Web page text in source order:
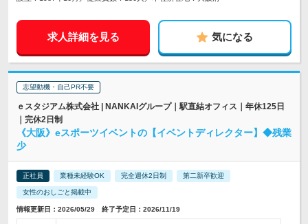
求人詳細を見る 気になる
志望動機・自己PR不要
ｅスタジアム株式会社 | NANKAIグループ｜駅直結オフィス｜年休125日
｜完休2日制
《大阪》eスポーツイベントの【イベントディレクター】◆残業
少
正社員 業種未経験OK 完全週休2日制 第二新卒歓迎
女性のおしごと掲載中
情報更新日：2026/05/29 終了予定日：2026/11/19